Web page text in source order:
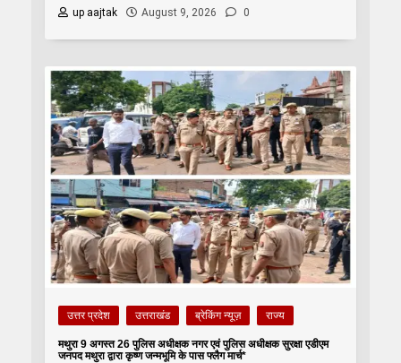
up aajtak
August 9, 2026 0
उत्तर प्रदेश उत्तराखंड ब्रेकिंग न्यूज़ राज्य
मथुरा 9 अगस्त 26 पुलिस अधीक्षक नगर एवं पुलिस अधीक्षक सुरक्षा एडीएम
जनपद मथुरा द्वारा कृष्ण जन्मभूमि के पास फ्लैग मार्च*